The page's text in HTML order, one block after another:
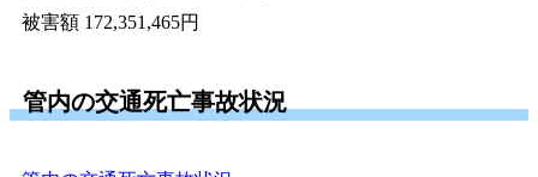
被害額 172,351,465円
管内の交通死亡事故状況